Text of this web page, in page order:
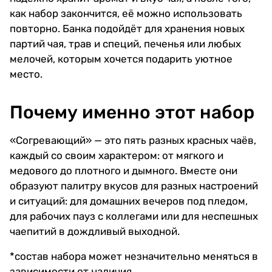
как набор закончится, её можно использовать
повторно. Банка подойдёт для хранения новых
партий чая, трав и специй, печенья или любых
мелочей, которым хочется подарить уютное
место.
Почему именно этот набор
«Согревающий» — это пять разных красных чаёв,
каждый со своим характером: от мягкого и
медового до плотного и дымного. Вместе они
образуют палитру вкусов для разных настроений
и ситуаций: для домашних вечеров под пледом,
для рабочих пауз с коллегами или для неспешных
чаепитий в дождливый выходной.
*состав набора может незначительно меняться в